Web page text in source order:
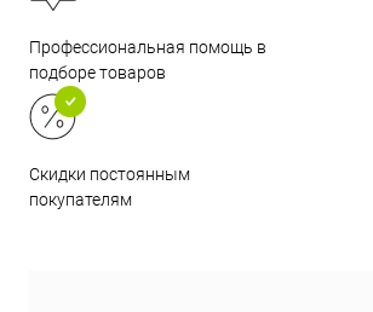
Профессиональная помощь в
подборе товаров
Скидки постоянным
покупателям